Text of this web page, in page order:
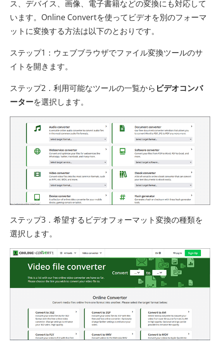
ス、デバイス、画像、電子書籍などの変換にも対応して
います。Online Convertを使ってビデオを別のフォーマ
ットに変換する方法は以下のとおりです。
ステップ1：ウェブブラウザでファイル変換ツールのサ
イトを開きます。
ステップ2．利用可能なツールの一覧から ビデオコンバ
ーターを選択します。
ステップ3．希望するビデオフォーマット変換の種類を
選択します。